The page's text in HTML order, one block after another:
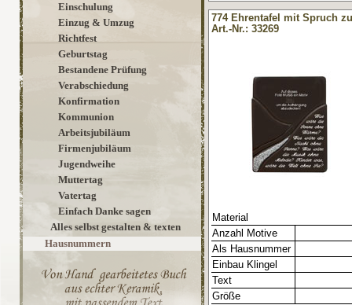
Einschulung
Einzug & Umzug
Richtfest
Geburtstag
Bestandene Prüfung
Verabschiedung
Konfirmation
Kommunion
Arbeitsjubiläum
Firmenjubiläum
Jugendweihe
Muttertag
Vatertag
Einfach Danke sagen
Alles selbst gestalten & texten
Hausnummern
774 Ehrentafel mit Spruch
Art.-Nr.: 33269
Material
Anzahl Motive
Als Hausnummer
Einbau Klingel
Text
Größe